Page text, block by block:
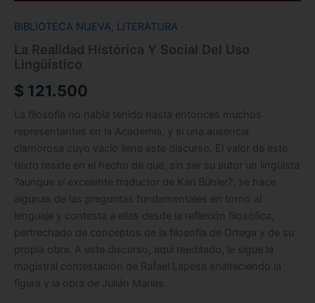
BIBLIOTECA NUEVA LITERATURA
La Realidad Histórica Y Social Del Uso
Lingüístico
$ 121.500
La filosofía no había tenido hasta entonces muchos
representantes en la Academia, y sí una ausencia
clamorosa cuyo vacío llena este discurso. El valor de este
texto reside en el hecho de que, sin ser su autor un lingüista
?aunque sí excelente traductor de Karl Bühler?, se hace
algunas de las preguntas fundamentales en torno al
lenguaje y contesta a ellas desde la reflexión filosófica,
pertrechado de conceptos de la filosofía de Ortega y de su
propia obra. A este discurso, aquí reeditado, le sigue la
magistral contestación de Rafael Lapesa enalteciendo la
figura y la obra de Julián Marías.